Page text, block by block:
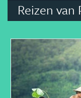
Reizen van